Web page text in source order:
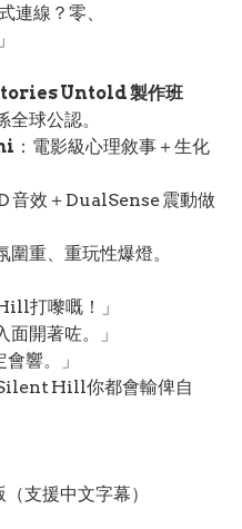
線？零、
Untold 製作班
全球公認。
：電影級心理敘事＋生化
音效＋DualSense 震動做
圍重、重玩性爆燈。
打嚟嘅！」
開著咗。」
響。」
Hill你都會輸俾自
支援中文字幕）